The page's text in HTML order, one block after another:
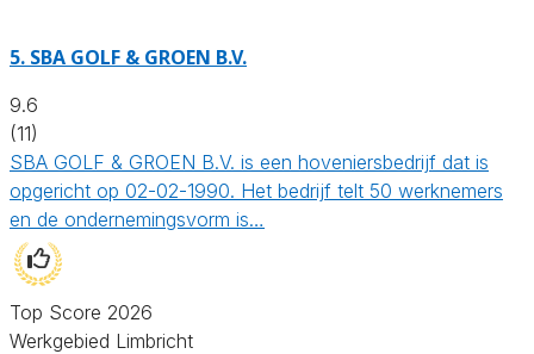
5. SBA GOLF & GROEN B.V.
9.6
(11)
SBA GOLF & GROEN B.V. is een hoveniersbedrijf dat is
opgericht op 02-02-1990. Het bedrijf telt 50 werknemers
en de ondernemingsvorm is…
Top Score 2026
Werkgebied Limbricht